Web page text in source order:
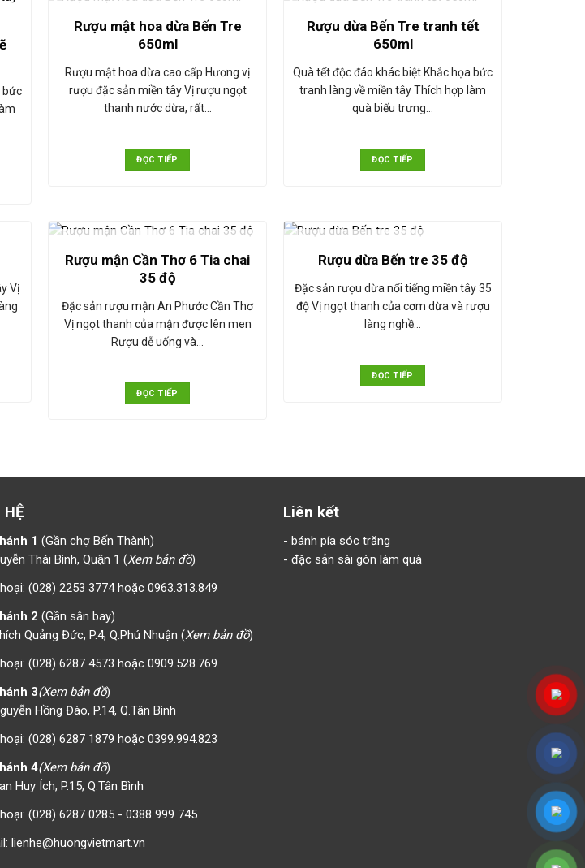
bức
HẾT HÀNG
Rượu mật hoa dừa Bến Tre
650ml
Rượu mật hoa dừa cao cấp Hương vị
rượu đặc sản miền tây Vị rượu ngọt
thanh nước dừa, rất…
ĐỌC TIẾP
HẾT HÀNG
Rượu dừa Bến Tre tranh tết
650ml
Quà tết độc đáo khác biệt Khắc họa bức
tranh làng về miền tây Thích hợp làm
quà biếu trưng…
ĐỌC TIẾP
Vị
HẾT HÀNG
Rượu mận Cần Thơ 6 Tia chai
35 độ
Đặc sản rượu mận An Phước Cần Thơ
Vị ngọt thanh của mận được lên men
Rượu dễ uống và…
ĐỌC TIẾP
HẾT HÀNG
Rượu dừa Bến tre 35 độ
Đặc sản rượu dừa nổi tiếng miền tây 35
độ Vị ngọt thanh của cơm dừa và rượu
làng nghề…
ĐỌC TIẾP
HỆ
1 (Gần chợ Bến Thành)
Thái Bình, Quận 1 (Xem bản đồ)
(028) 2253 3774 hoặc 0963.313.849
2 (Gần sân bay)
Quảng Đức, P.4, Q.Phú Nhuận (Xem bản đồ)
(028) 6287 4573 hoặc 0909.528.769
3(Xem bản đồ)
Hồng Đào, P.14, Q.Tân Bình
(028) 6287 1879 hoặc 0399.994.823
4(Xem bản đồ)
Huy Ích, P.15, Q.Tân Bình
(028) 6287 0285 - 0388 999 745
lienhe@huongvietmart.vn
Liên kết
-bánh pía sóc trăng
-đặc sản sài gòn làm quà